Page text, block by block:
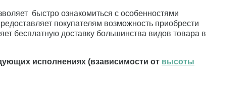
быстро ознакомиться с особенностями
покупателям возможность приобрести
бесплатную доставку большинства видов товара в
исполнениях (взависимости от высоты